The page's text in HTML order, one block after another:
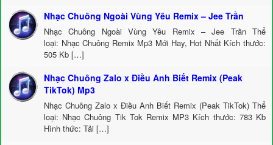
Nhạc Chuông Ngoài Vùng Yêu Remix – Jee Trần
Nhạc Chuông Ngoài Vùng Yêu Remix – Jee Trần Thể
loại: Nhạc Chuông Remix Mp3 Mới Hay, Hot Nhất Kích thước:
505 Kb […]
Nhạc Chuông Zalo x Điều Anh Biết Remix (Peak
TikTok) Mp3
Nhạc Chuông Zalo x Điều Anh Biết Remix (Peak TikTok) Thể
loại: Nhạc Chuông Tik Tok Remix MP3 Kích thước: 783 Kb
Hình thức: Tải […]